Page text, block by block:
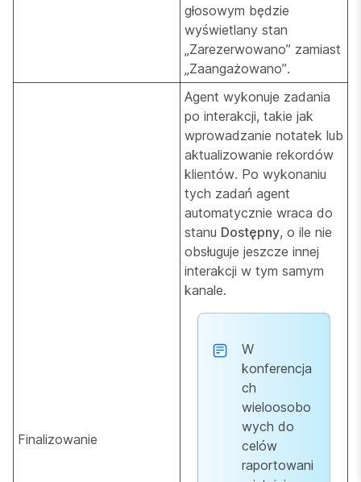
głosowym będzie
wyświetlany stan
„Zarezerwowano” zamiast
„Zaangażowano”.
Finalizowanie
Agent wykonuje zadania
po interakcji, takie jak
wprowadzanie notatek lub
aktualizowanie rekordów
klientów. Po wykonaniu
tych zadań agent
automatycznie wraca do
stanu Dostępny, o ile nie
obsługuje jeszcze innej
interakcji w tym samym
kanale.
W
konferencja
ch
wieloosobo
wych do
celów
raportowani